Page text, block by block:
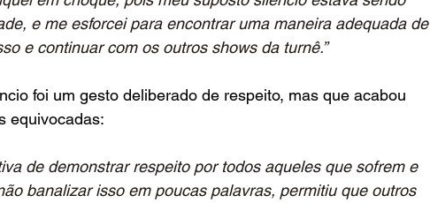
e me esforcei para encontrar uma maneira adequada de
e continuar com os outros shows da turnê.”
foi um gesto deliberado de respeito, mas que acabou
equivocadas:
de demonstrar respeito por todos aqueles que sofrem e
banalizar isso em poucas palavras, permitiu que outros